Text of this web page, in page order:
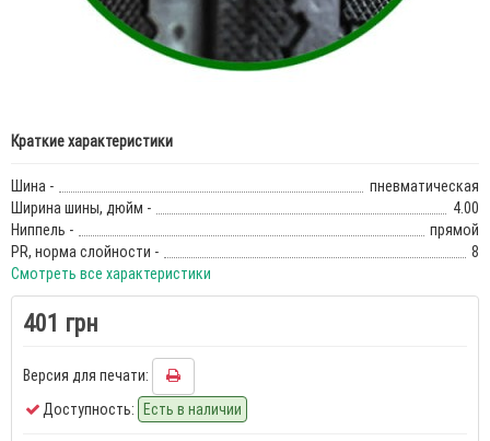
Краткие характеристики
Шина -
пневматическая
Ширина шины, дюйм -
4.00
Ниппель -
прямой
PR, норма слойности -
8
Смотреть все характеристики
401 грн
Версия для печати:
Доступность: Есть в наличии